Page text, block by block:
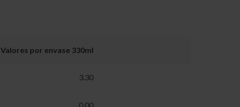
Valores por envase 330ml
3.30
0.00